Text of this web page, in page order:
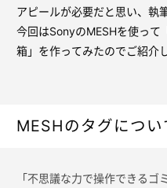
アピールが必要だと思い、執
今回はSonyのMESHを使って
箱」を作ってみたのでご紹介
MESHのタグについ
「不思議な力で操作できる